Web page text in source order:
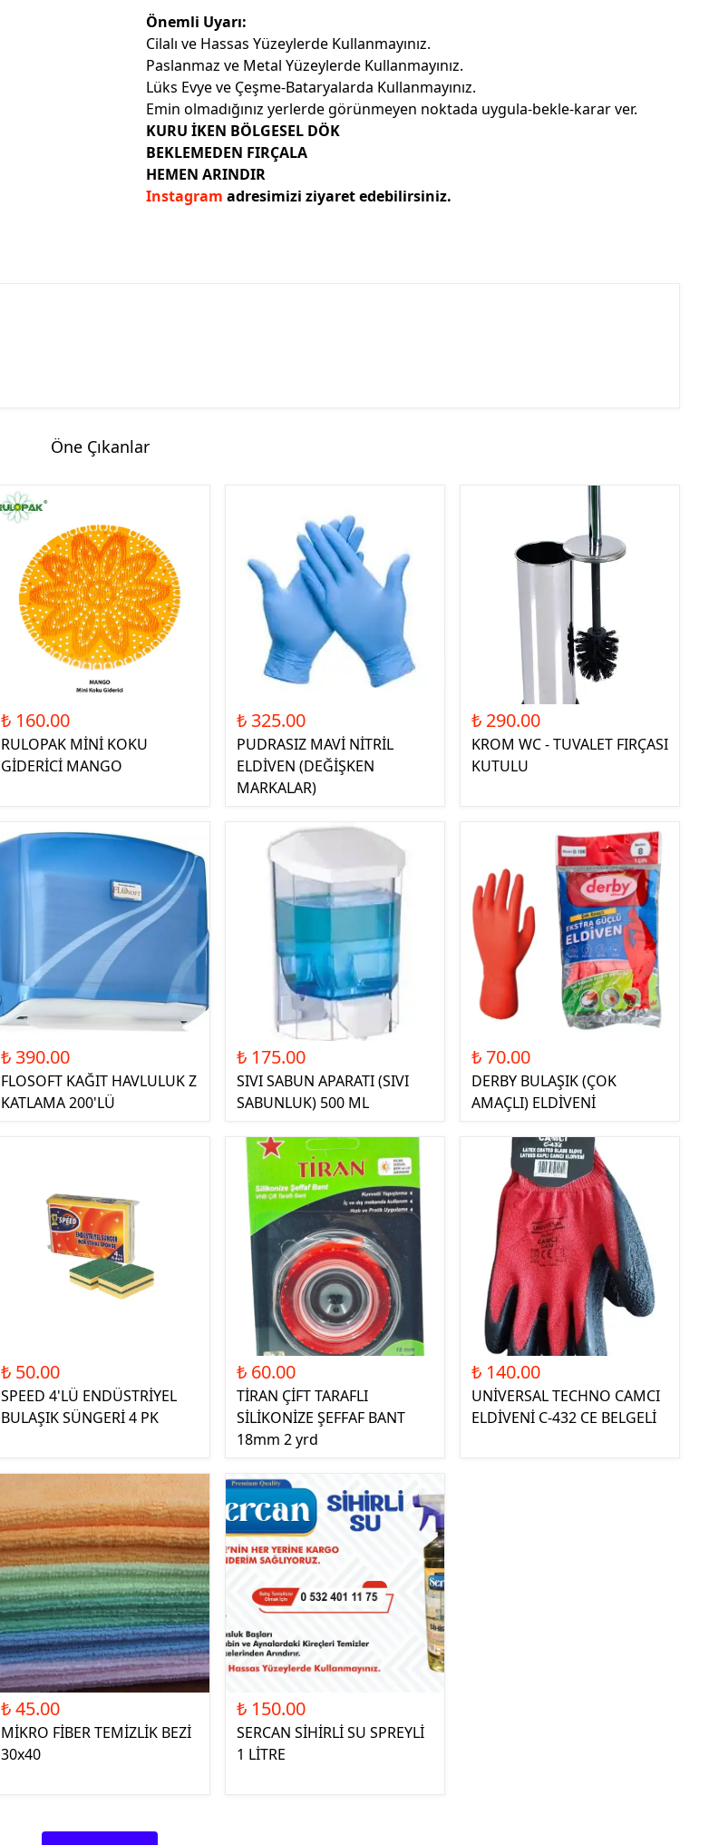
Önemli Uyarı:
Cilalı ve Hassas Yüzeylerde Kullanmayınız.
Paslanmaz ve Metal Yüzeylerde Kullanmayınız.
Lüks Evye ve Çeşme-Bataryalarda Kullanmayınız.
Emin olmadığınız yerlerde görünmeyen noktada uygula-bekle-karar ver.
KURU İKEN BÖLGESEL DÖK
BEKLEMEDEN FIRÇALA
HEMEN ARINDIR
Instagramadresimizi ziyaret edebilirsiniz.
Öne Çıkanlar
₺ 160.00
RULOPAK MİNİ KOKU
GİDERİCİ MANGO
₺ 325.00
PUDRASIZ MAVİ NİTRİL
ELDİVEN (DEĞİŞKEN
MARKALAR)
₺ 290.00
KROM WC - TUVALET FIRÇASI
KUTULU
₺ 390.00
FLOSOFT KAĞIT HAVLULUK Z
KATLAMA 200'LÜ
₺ 175.00
SIVI SABUN APARATI (SIVI
SABUNLUK) 500 ML
₺ 70.00
DERBY BULAŞIK (ÇOK
AMAÇLI) ELDİVENİ
₺ 50.00
SPEED 4'LÜ ENDÜSTRİYEL
BULAŞIK SÜNGERİ 4 PK
₺ 60.00
TİRAN ÇİFT TARAFLI
SİLİKONİZE ŞEFFAF BANT
18mm 2 yrd
₺ 140.00
UNİVERSAL TECHNO CAMCI
ELDİVENİ C-432 CE BELGELİ
₺ 45.00
MİKRO FİBER TEMİZLİK BEZİ
30x40
₺ 150.00
SERCAN SİHİRLİ SU SPREYLİ
1 LİTRE